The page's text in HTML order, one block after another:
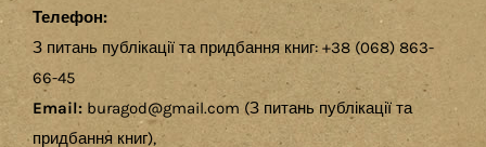
Телефон:
З питань публікації та придбання книг: +38 (068) 863-
66-45
Email: buragod@gmail.com (З питань публікації та
придбання книг),